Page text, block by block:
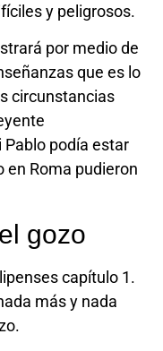
y peligrosos.
por medio de
que es lo
circunstancias
podía estar
en Roma pudieron
gozo
capítulo 1.
más y nada